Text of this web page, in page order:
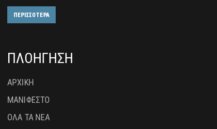
ΠΕΡΙΣΣΟΤΕΡΑ
ΠΛΟΗΓΗΣΗ
ΑΡΧΙΚΗ
ΜΑΝΙΦΕΣΤΟ
ΟΛΑ ΤΑ ΝΕΑ